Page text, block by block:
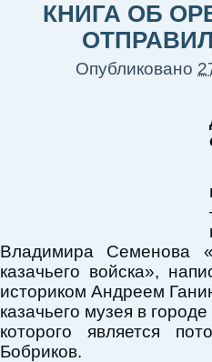
КНИГА ОБ
Опубликовано
Владимира Семенова
казачьего войска»,
историком Андреем
казачьего музея в
которого является
Бобриков.